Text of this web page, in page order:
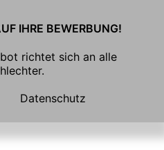
IHRE BEWERBUNG!
richtet sich an alle
Datenschutz